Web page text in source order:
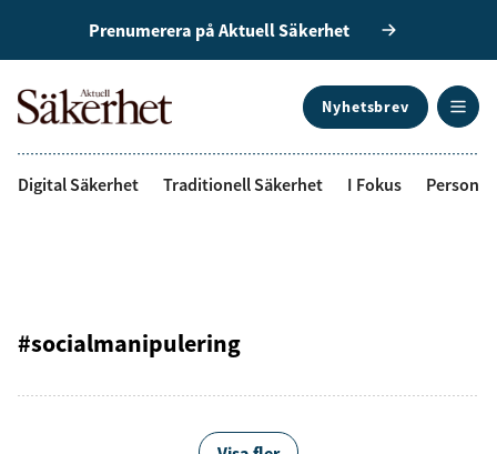
Prenumerera på Aktuell Säkerhet
Nyhetsbrev
Digital Säkerhet Traditionell Säkerhet I Fokus
#socialmanipulering